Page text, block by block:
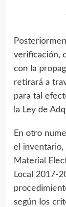
verificación,
con la
retirará a
para tal
la Ley de
En otro
el inventario,
Material
Local 2017-
según los